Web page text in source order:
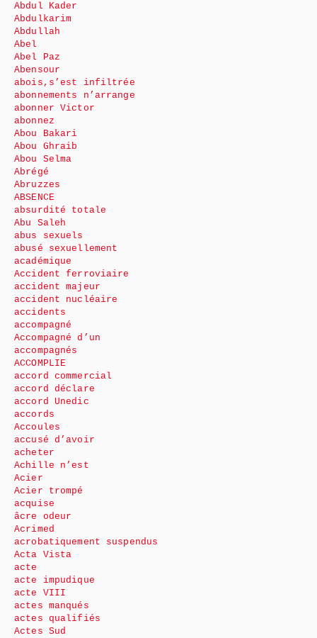
Abdul Kader
Abdulkarim
Abdullah
Abel
Abel Paz
Abensour
abois,s’est infiltrée
abonnements n’arrange
abonner Victor
abonnez
Abou Bakari
Abou Ghraib
Abou Selma
Abrégé
Abruzzes
ABSENCE
absurdité totale
Abu Saleh
abus sexuels
abusé sexuellement
académique
Accident ferroviaire
accident majeur
accident nucléaire
accidents
accompagné
Accompagné d’un
accompagnés
ACCOMPLIE
accord commercial
accord déclare
accord Unedic
accords
Accoules
accusé d’avoir
acheter
Achille n’est
Acier
Acier trompé
acquise
âcre odeur
Acrimed
acrobatiquement suspendus
Acta Vista
acte
acte impudique
acte VIII
actes manqués
actes qualifiés
Actes Sud